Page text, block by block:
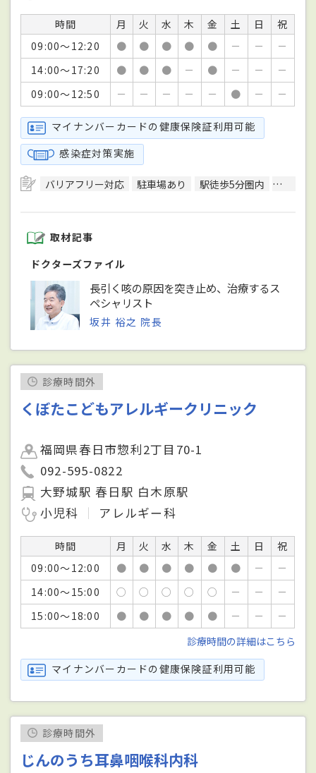
時間 月 火 水 木 金 土 日
祝
09:00～12:20
● ● ● ● ● － －
－
14:00～17:20
● ● ● － ● － －
－
09:00～12:50
－ － － － － ● － －
マイナンバーカードの健康保険証利用可能
感染症対策実施
バリアフリー対応 駐車場あり 駅徒歩5分圏内 エレベ
取材記事
ドクターズファイル
長引く咳の原因を突き止め、治療するス
ペシャリスト
坂井 裕之 院長
診療時間外
くぼたこどもアレルギークリニック
福岡県春日市惣利2丁目70-1
092-595-0822
大野城駅 春日駅 白木原駅
小児科
アレルギー科
時間 月 火 水 木 金 土 日
祝
09:00～12:00
● ● ● ● ● ● －
－
14:00～15:00
○ ○ ○ ○ ○ － －
－
15:00～18:00
● ● ● ● ● － －
－
診療時間の詳細はこちら
マイナンバーカードの健康保険証利用可能
診療時間外
じんのうち耳鼻咽喉科内科